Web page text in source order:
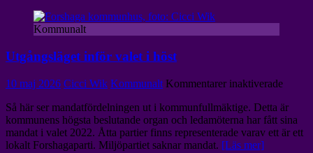
Kommunalt
Utgångsläget inför valet i höst
10 maj 2026 Cicci Wik Kommunalt Kommentarer inaktiveradeför
inför
valet
i
Så här ser mandatfördelningen ut i kommunfullmäktige. Detta är
kommunens högsta beslutande organ och ledamöterna har fått sina
mandat i valet 2022. Åtta partier finns representerade varav ett är ett
lokalt Forshagaparti. Miljöpartiet saknar mandat. [Läs mer]